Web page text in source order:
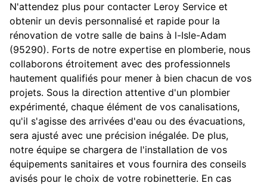
N'attendez plus pour contacter Leroy Service et
obtenir un devis personnalisé et rapide pour la
rénovation de votre salle de bains à l-Isle-Adam
(95290). Forts de notre expertise en plomberie, nous
collaborons étroitement avec des professionnels
hautement qualifiés pour mener à bien chacun de vos
projets. Sous la direction attentive d'un plombier
expérimenté, chaque élément de vos canalisations,
qu'il s'agisse des arrivées d'eau ou des évacuations,
sera ajusté avec une précision inégalée. De plus,
notre équipe se chargera de l'installation de vos
équipements sanitaires et vous fournira des conseils
avisés pour le choix de votre robinetterie. En cas